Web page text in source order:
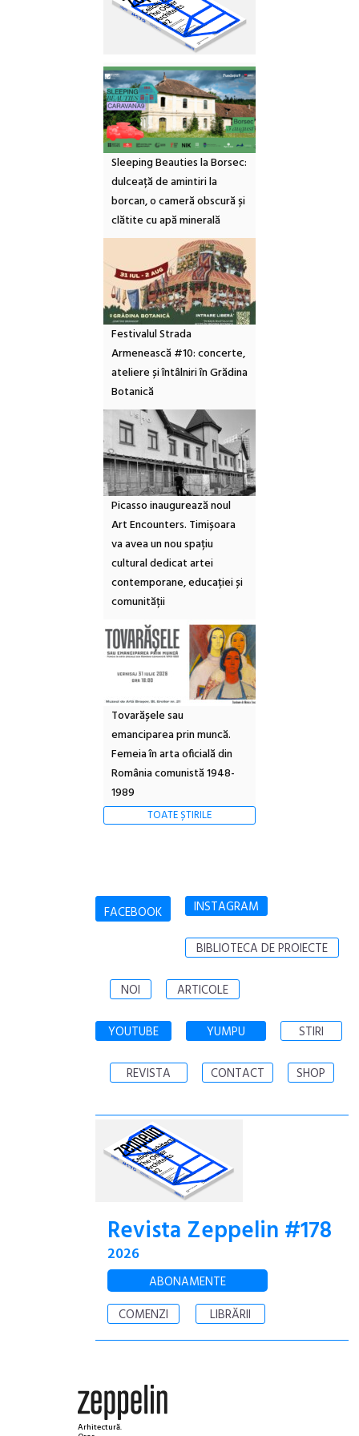
Sleeping Beauties la Borsec:
dulceață de amintiri la
borcan, o cameră obscură și
clătite cu apă minerală
Festivalul Strada
Armenească #10: concerte,
ateliere și întâlniri în Grădina
Botanică
Picasso inaugurează noul
Art Encounters. Timișoara
va avea un nou spațiu
cultural dedicat artei
contemporane, educației și
comunității
Tovarășele sau
emanciparea prin muncă.
Femeia în arta oficială din
România comunistă 1948-
1989
TOATE ȘTIRILE
FACEBOOK INSTAGRAM
BIBLIOTECA DE PROIECTE
NOI ARTICOLE
YOUTUBE YUMPU STIRI
REVISTA CONTACT SHOP
Revista Zeppelin #178
2026
ABONAMENTE
COMENZI
LIBRĂRII
Arhitectură.